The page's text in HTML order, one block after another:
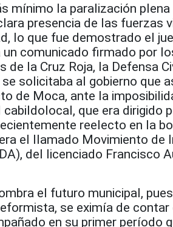
mínimo la paralización
presencia de las fuerzas
lo que fue demostrado el
un comunicado firmado por
la Cruz Roja, la Defensa
solicitaba al gobierno que
de Moca, ante la
que era dirigido
reelecto en la
el llamado Movimiento de
del licenciado Francisco
el futuro municipal,
se eximía de contar
en su primer período